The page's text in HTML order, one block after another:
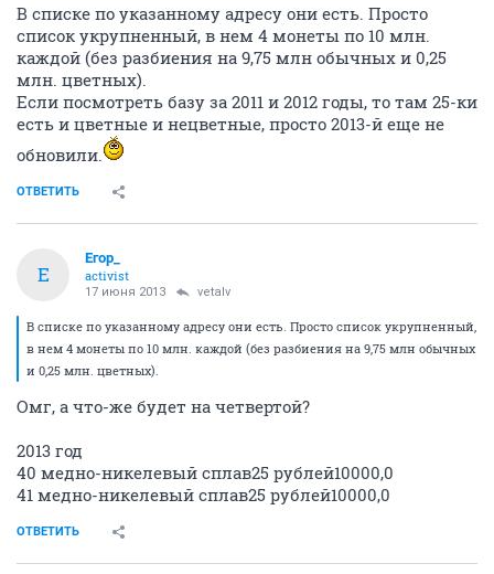
В списке по указанному адресу они есть. Просто
список укрупненный, в нем 4 монеты по 10 млн.
каждой (без разбиения на 9,75 млн обычных и 0,25
млн. цветных).
Если посмотреть базу за 2011 и 2012 годы, то там 25-ки
есть и цветные и нецветные, просто 2013-й еще не
обновили.
ОТВЕТИТЬ
Е
Егор_
activist
17 июня 2013 vetalv
В списке по указанному адресу они есть. Просто список укрупненный,
в нем 4 монеты по 10 млн. каждой (без разбиения на 9,75 млн обычных
и 0,25 млн. цветных).
Омг, а что-же будет на четвертой?
2013 год
40 медно-никелевый сплав25 рублей10000,0
41 медно-никелевый сплав25 рублей10000,0
ОТВЕТИТЬ